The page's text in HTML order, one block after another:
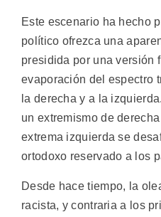
Este escenario ha hecho
político ofrezca una
presidida por una versión
evaporación del espectro
la derecha y a la
un extremismo de
extrema izquierda se
ortodoxo reservado a los
Desde hace tiempo, la
racista, y contraria a los